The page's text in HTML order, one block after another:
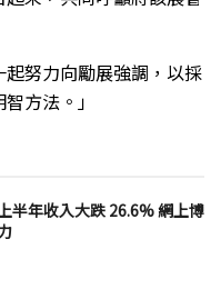
努力向勵展強調，以採
方法。」
半年收入大跌 26.6% 網上博